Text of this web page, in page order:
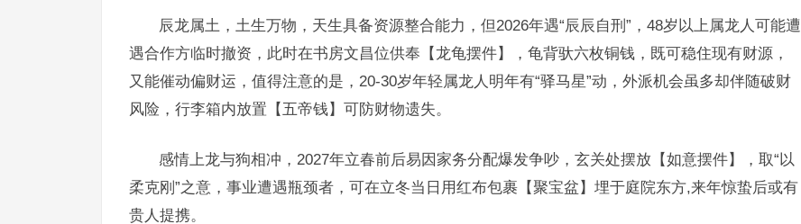
辰龙属土，土生万物，天生具备资源整合能力，但2026年遇“辰辰自刑”，48岁以上属龙人可能遭
遇合作方临时撤资，此时在书房文昌位供奉【龙龟摆件】，龟背驮六枚铜钱，既可稳住现有财源，
又能催动偏财运，值得注意的是，20-30岁年轻属龙人明年有“驿马星”动，外派机会虽多却伴随破财
风险，行李箱内放置【五帝钱】可防财物遗失。
感情上龙与狗相冲，2027年立春前后易因家务分配爆发争吵，玄关处摆放【如意摆件】，取“以
柔克刚”之意，事业遭遇瓶颈者，可在立冬当日用红布包裹【聚宝盆】埋于庭院东方,来年惊蛰后或有
贵人提携。